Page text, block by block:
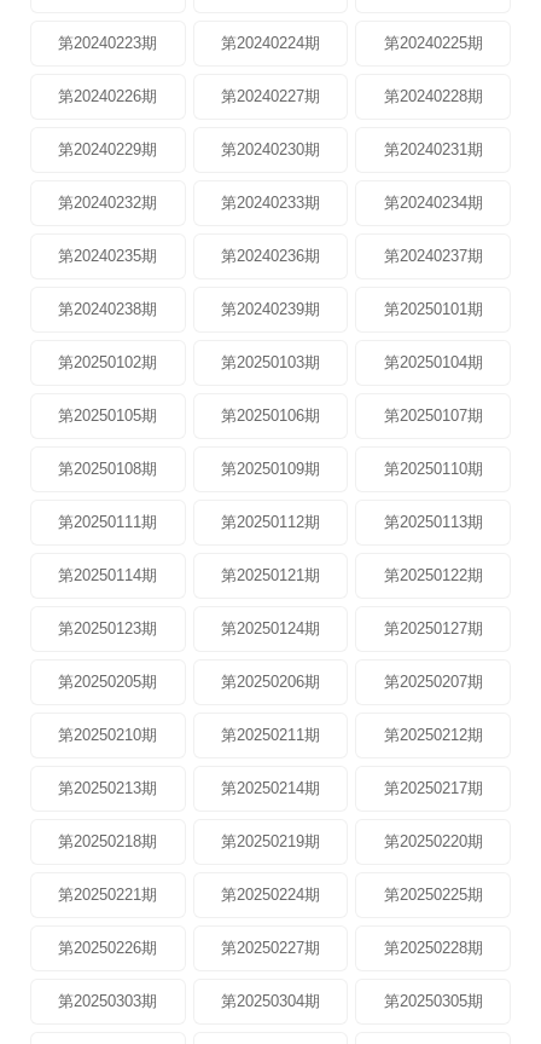
第20240223期 第20240224期 第20240225期
第20240226期 第20240227期 第20240228期
第20240229期 第20240230期 第20240231期
第20240232期 第20240233期 第20240234期
第20240235期 第20240236期 第20240237期
第20240238期 第20240239期 第20250101期
第20250102期 第20250103期 第20250104期
第20250105期 第20250106期 第20250107期
第20250108期 第20250109期 第20250110期
第20250111期 第20250112期 第20250113期
第20250114期 第20250121期 第20250122期
第20250123期 第20250124期 第20250127期
第20250205期 第20250206期 第20250207期
第20250210期 第20250211期 第20250212期
第20250213期 第20250214期 第20250217期
第20250218期 第20250219期 第20250220期
第20250221期 第20250224期 第20250225期
第20250226期 第20250227期 第20250228期
第20250303期 第20250304期 第20250305期